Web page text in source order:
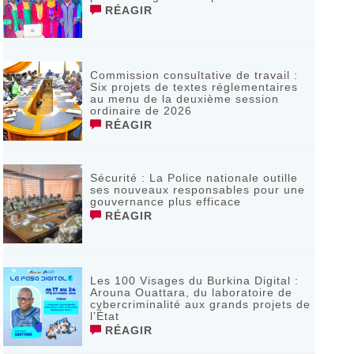
RÉAGIR
Commission consultative de travail :
Six projets de textes réglementaires
au menu de la deuxième session
ordinaire de 2026
RÉAGIR
Sécurité : La Police nationale outille
ses nouveaux responsables pour une
gouvernance plus efficace
RÉAGIR
Les 100 Visages du Burkina Digital :
Arouna Ouattara, du laboratoire de
cybercriminalité aux grands projets de
l’État
RÉAGIR